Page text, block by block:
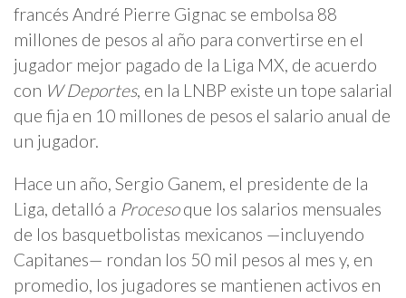
francés André Pierre Gignac se embolsa 88
millones de pesos al año para convertirse en el
jugador mejor pagado de la Liga MX, de acuerdo
con W Deportes, en la LNBP existe un tope salarial
que fija en 10 millones de pesos el salario anual de
un jugador.
Hace un año, Sergio Ganem, el presidente de la
Liga, detalló a Procesoque los salarios mensuales
de los basquetbolistas mexicanos —incluyendo
Capitanes— rondan los 50 mil pesos al mes y, en
promedio, los jugadores se mantienen activos en